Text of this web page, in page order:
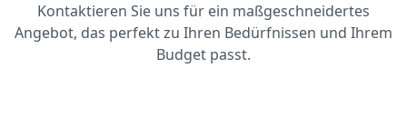
Kontaktieren Sie uns für ein maßgeschneidertes
Angebot, das perfekt zu Ihren Bedürfnissen und Ihrem
Budget passt.